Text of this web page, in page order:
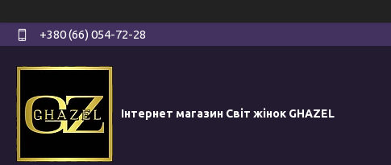
+380 (66) 054-72-28
Інтернет магазин Світ жінок GHAZEL